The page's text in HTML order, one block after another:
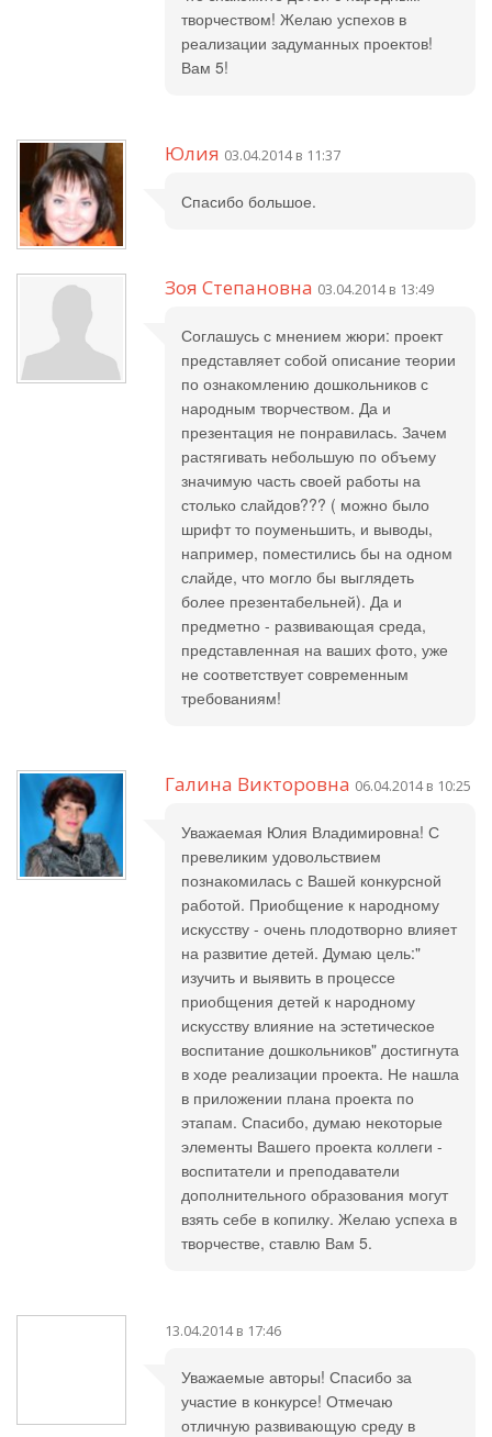
творчеством! Желаю успехов в
реализации задуманных проектов!
Вам 5!
Юлия 03.04.2014 в 11:37
Спасибо большое.
Зоя Степановна 03.04.2014 в 13:49
Соглашусь с мнением жюри: проект
представляет собой описание теории
по ознакомлению дошкольников с
народным творчеством. Да и
презентация не понравилась. Зачем
растягивать небольшую по объему
значимую часть своей работы на
столько слайдов??? ( можно было
шрифт то поуменьшить, и выводы,
например, поместились бы на одном
слайде, что могло бы выглядеть
более презентабельней). Да и
предметно - развивающая среда,
представленная на ваших фото, уже
не соответствует современным
требованиям!
Галина Викторовна 06.04.2014 в 10:25
Уважаемая Юлия Владимировна! С
превеликим удовольствием
познакомилась с Вашей конкурсной
работой. Приобщение к народному
искусству - очень плодотворно влияет
на развитие детей. Думаю цель:"
изучить и выявить в процессе
приобщения детей к народному
искусству влияние на эстетическое
воспитание дошкольников" достигнута
в ходе реализации проекта. Не нашла
в приложении плана проекта по
этапам. Спасибо, думаю некоторые
элементы Вашего проекта коллеги -
воспитатели и преподаватели
дополнительного образования могут
взять себе в копилку. Желаю успеха в
творчестве, ставлю Вам 5.
13.04.2014 в 17:46
Уважаемые авторы! Спасибо за
участие в конкурсе! Отмечаю
отличную развивающую среду в